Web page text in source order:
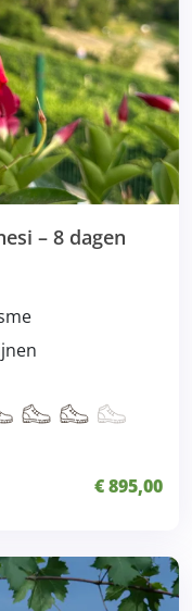
– 8 dagen
€ 895,00